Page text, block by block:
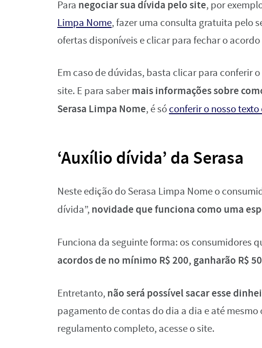
Para negociar sua dívida pelo site, por
Limpa Nome, fazer uma consulta gratuita pelo
ofertas disponíveis e clicar para fechar o
Em caso de dúvidas, basta clicar para conferir
site. E para sabermais informações sobre
Serasa Limpa Nome, é sóconferir o nosso
‘Auxílio dívida’ da Serasa
Neste edição do Serasa Limpa Nome o
dívida”, novidade que funciona como uma
Funciona da seguinte forma: os consumidores
acordos de no mínimo R$ 200, ganharão R$
Entretanto, não será possível sacar esse
pagamento de contas do dia a dia e até
regulamento completo, acesse o site.